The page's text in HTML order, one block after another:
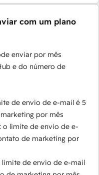
com um plano
enviar por mês
e do número de
de envio de e-mail é 5
por mês
o limite de envio de e-
de marketing por
limite de envio de e-mail